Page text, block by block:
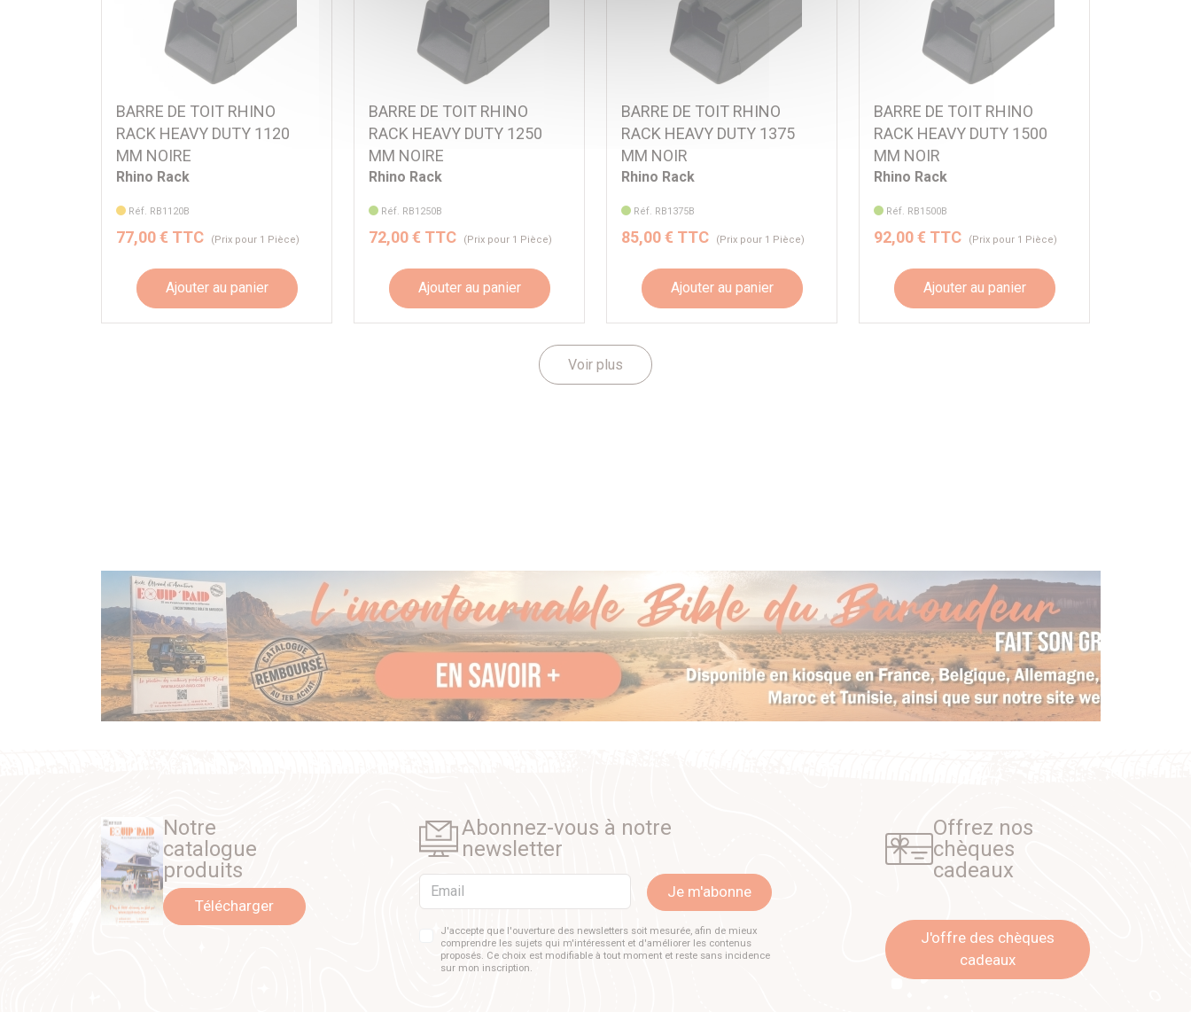
BARRE DE TOIT RHINO
RACK HEAVY DUTY 1120
MM NOIRE
Rhino Rack
Réf. RB1120B
77,00 € TTC (Prix pour 1 Pièce)
Ajouter au panier
BARRE DE TOIT RHINO
RACK HEAVY DUTY 1250
MM NOIRE
Rhino Rack
Réf. RB1250B
72,00 € TTC (Prix pour 1 Pièce)
Ajouter au panier
BARRE DE TOIT RHINO
RACK HEAVY DUTY 1375
MM NOIR
Rhino Rack
Réf. RB1375B
85,00 € TTC (Prix pour 1 Pièce)
Ajouter au panier
BARRE DE TOIT RHINO
RACK HEAVY DUTY 1500
MM NOIR
Rhino Rack
Réf. RB1500B
92,00 € TTC (Prix pour 1 Pièce)
Ajouter au panier
Voir plus
Notre
catalogue
produits
Télécharger
Abonnez-vous à notre
newsletter
Email Je m'abonne
J'accepte que l'ouverture des newsletters soit mesurée, afin de mieux
comprendre les sujets qui m'intéressent et d'améliorer les contenus
proposés. Ce choix est modifiable à tout moment et reste sans incidence
sur mon inscription.
Offrez nos
chèques
cadeaux
J'offre des chèques
cadeaux